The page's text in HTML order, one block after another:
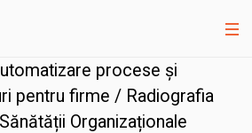
procese și
pentru firme / Radiografia
Organizaționale